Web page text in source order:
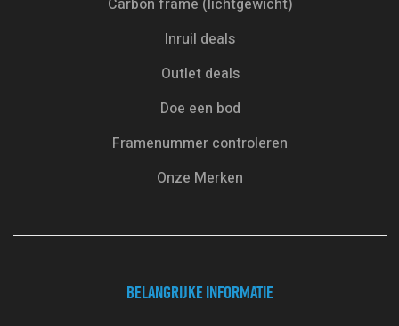
Carbon frame (lichtgewicht)
Inruil deals
Outlet deals
Doe een bod
Framenummer controleren
Onze Merken
BELANGRIJKE INFORMATIE